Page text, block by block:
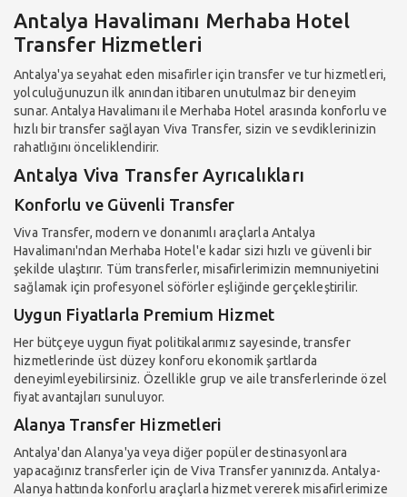
Antalya Havalimanı Merhaba Hotel
Transfer Hizmetleri
Antalya'ya seyahat eden misafirler için transfer ve tur hizmetleri,
yolculuğunuzun ilk anından itibaren unutulmaz bir deneyim
sunar. Antalya Havalimanı ile Merhaba Hotel arasında konforlu ve
hızlı bir transfer sağlayan Viva Transfer, sizin ve sevdiklerinizin
rahatlığını önceliklendirir.
Antalya Viva Transfer Ayrıcalıkları
Konforlu ve Güvenli Transfer
Viva Transfer, modern ve donanımlı araçlarla Antalya
Havalimanı'ndan Merhaba Hotel'e kadar sizi hızlı ve güvenli bir
şekilde ulaştırır. Tüm transferler, misafirlerimizin memnuniyetini
sağlamak için profesyonel söförler eşliğinde gerçekleştirilir.
Uygun Fiyatlarla Premium Hizmet
Her bütçeye uygun fiyat politikalarımız sayesinde, transfer
hizmetlerinde üst düzey konforu ekonomik şartlarda
deneyimleyebilirsiniz. Özellikle grup ve aile transferlerinde özel
fiyat avantajları sunuluyor.
Alanya Transfer Hizmetleri
Antalya'dan Alanya'ya veya diğer popüler destinasyonlara
yapacağınız transferler için de Viva Transfer yanınızda. Antalya-
Alanya hattında konforlu araçlarla hizmet vererek misafirlerimize